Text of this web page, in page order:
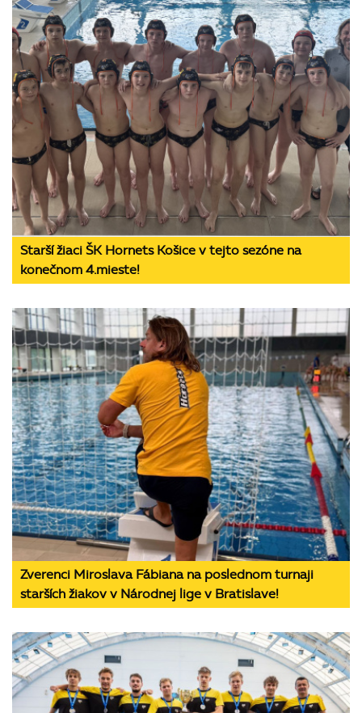
Starší žiaci ŠK Hornets Košice v tejto sezóne na
konečnom 4.mieste!
Zverenci Miroslava Fábiana na poslednom turnaji
starších žiakov v Národnej lige v Bratislave!